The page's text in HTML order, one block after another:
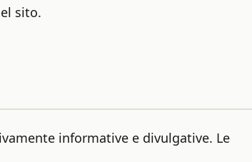
sito.
informative e divulgative. Le